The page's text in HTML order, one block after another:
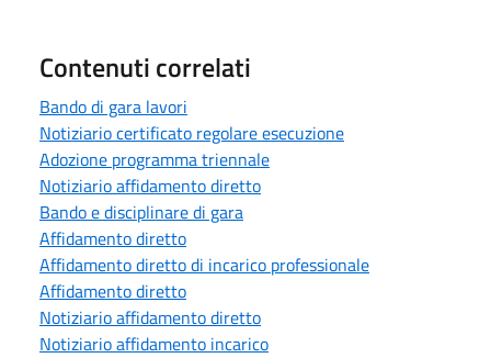
Contenuti correlati
Bando di gara lavori
Notiziario certificato regolare esecuzione
Adozione programma triennale
Notiziario affidamento diretto
Bando e disciplinare di gara
Affidamento diretto
Affidamento diretto di incarico professionale
Affidamento diretto
Notiziario affidamento diretto
Notiziario affidamento incarico